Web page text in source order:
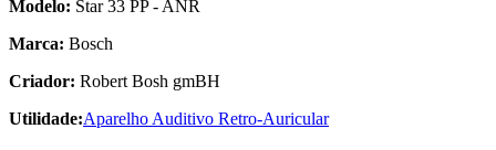
Modelo: Star 33 PP - ANR
Marca: Bosch
Criador: Robert Bosh gmBH
Utilidade:Aparelho Auditivo Retro-Auricular